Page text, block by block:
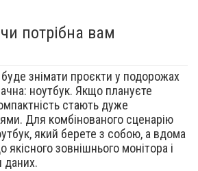
потрібна вам
знімати проєкти у подорожах
ноутбук. Якщо плануєте
стають дуже
Для комбінованого сценарію
який берете з собою, а вдома
якісного зовнішнього монітора і
даних.